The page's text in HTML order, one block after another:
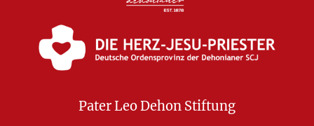
Pater Leo Dehon Stiftung